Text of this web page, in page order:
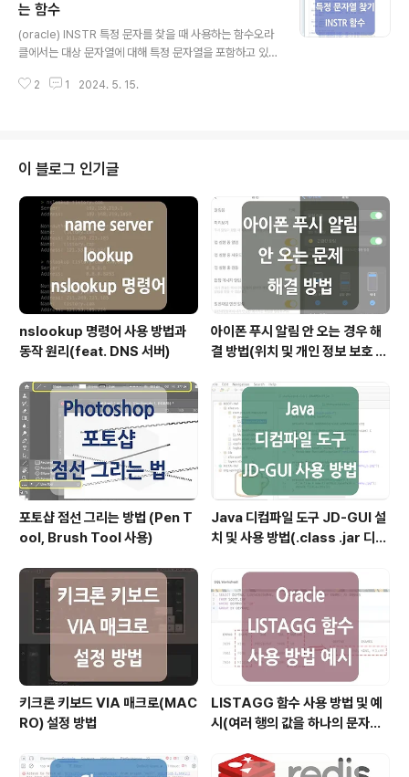
값으로 대체할 때 사용됩니다.해당 함수는 '주어진 값'과
'대체 값'의 데이터 타입이 동일해야 하며, 동일하지 않을
경우 오류가 발생하게 됩니다. 간단한 사용 예시로는 다음
과 같이 시험을 치지 않아 시험 점수(SCORE)가 NULL인
데이터에 대해 NULL..
는 함수
(oracle) INSTR 특정 문자를 찾을 때 사용하는 함수오라
클에서는 대상 문자열에 대해 특정 문자열을 포함하고 있
산자는 조건절(WHERE 절)에서 특정 문자열이 포함된 데
때도 활용될 수 있습니다. 해당 포스팅에서는 'INSTR 함수
의 기본적인 사용법 및 사용 예시'를 정리하였습니다. INS
TR 기본 형식 및 특징INSTR(대상 문자열, 찾을 문자열 [,
찾기를 시작할 위치 [, 찾을 결과의 순번]]) 'INSTR' 함수
는 다음과 같은 기본 형식을 가지고 있으며,..
2 1 2024. 5. 15.
이 블로그 인기글
nslookup 명령어 사용 방법과
동작 원리(feat. DNS 서버)
아이폰 푸시 알림 안 오는 경우 해
결 방법(위치 및 개인 정보 보호 재
포토샵 점선 그리는 방법 (Pen T
ool, Brush Tool 사용)
Java 디컴파일 도구 JD-GUI 설
치 및 사용 방법(.class .jar 디컴
키크론 키보드 VIA 매크로(MAC
RO) 설정 방법
LISTAGG 함수 사용 방법 및 예
시(여러 행의 값을 하나의 문자열